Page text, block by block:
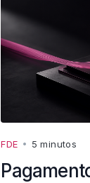
FDE • 5 minutos